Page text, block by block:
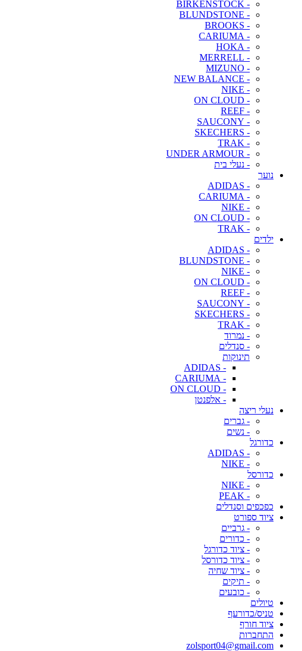
- BIRKENSTOCK
- BLUNDSTONE
- BROOKS
- CARIUMA
- HOKA
- MERRELL
- MIZUNO
- NEW BALANCE
- NIKE
- ON CLOUD
- REEF
- SAUCONY
- SKECHERS
- TRAK
- UNDER ARMOUR
- נעלי בית
נוער
- ADIDAS
- CARIUMA
- NIKE
- ON CLOUD
- TRAK
ילדים
- ADIDAS
- BLUNDSTONE
- NIKE
- ON CLOUD
- REEF
- SAUCONY
- SKECHERS
- TRAK
- נמרוד
- סנדלים
תינוקות
- ADIDAS
- CARIUMA
- ON CLOUD
- אלפנטן
נעלי ריצה
- גברים
- נשים
כדורגל
- ADIDAS
- NIKE
כדורסל
- NIKE
- PEAK
כפכפים וסנדלים
ציוד ספורט
- גרביים
- כדורים
- ציוד כדורגל
- ציוד כדורסל
- ציוד שחיה
- תיקים
- כובעים
טיולים
טניס/כדורעף
ציוד חורף
התחברות
zolsport04@gmail.com